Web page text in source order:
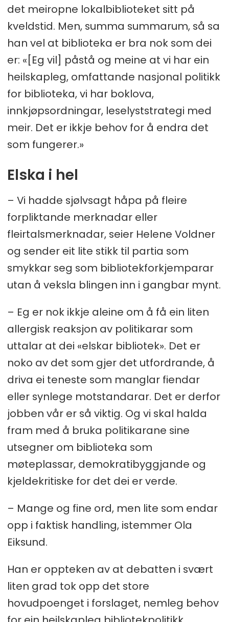
det meiropne lokalbiblioteket sitt på
kveldstid. Men, summa summarum, så sa
han vel at biblioteka er bra nok som dei
er: «[Eg vil] påstå og meine at vi har ein
heilskapleg, omfattande nasjonal politikk
for biblioteka, vi har boklova,
innkjøpsordningar, leselyststrategi med
meir. Det er ikkje behov for å endra det
som fungerer.»
Elska i hel
– Vi hadde sjølvsagt håpa på fleire
forpliktande merknadar eller
fleirtalsmerknadar, seier Helene Voldner
og sender eit lite stikk til partia som
smykkar seg som bibliotekforkjemparar
utan å veksla blingen inn i gangbar mynt.
– Eg er nok ikkje aleine om å få ein liten
allergisk reaksjon av politikarar som
uttalar at dei «elskar bibliotek». Det er
noko av det som gjer det utfordrande, å
driva ei teneste som manglar fiendar
eller synlege motstandarar. Det er derfor
jobben vår er så viktig. Og vi skal halda
fram med å bruka politikarane sine
utsegner om biblioteka som
møteplassar, demokratibyggjande og
kjeldekritiske for det dei er verde.
– Mange og fine ord, men lite som endar
opp i faktisk handling, istemmer Ola
Eiksund.
Han er oppteken av at debatten i svært
liten grad tok opp det store
hovudpoenget i forslaget, nemleg behov